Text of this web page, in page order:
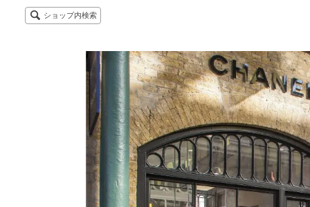
ショップ内検索